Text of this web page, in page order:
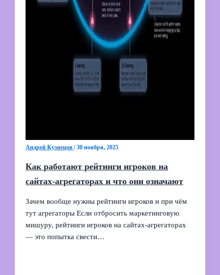
Андрей Кузнецов/30 ноября, 2025
Как работают рейтинги игроков на
сайтах-агрегаторах и что они означают
Зачем вообще нужны рейтинги игроков и при чём
тут агрегаторы Если отбросить маркетинговую
мишуру, рейтинги игроков на сайтах-агрегаторах
— это попытка свести…